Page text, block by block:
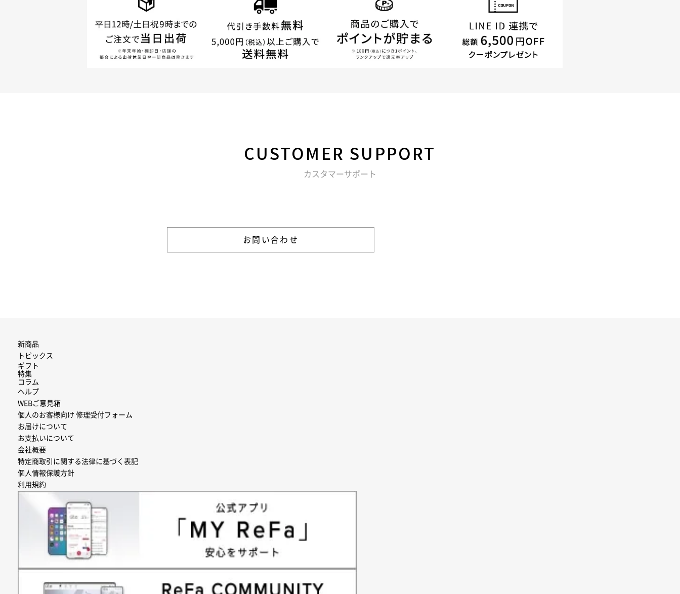
CUSTOMER SUPPORT
カスタマーサポート
お問い合わせ
新商品
トピックス
ギフト
特集
コラム
ヘルプ
WEBご意見箱
個人のお客様向け 修理受付フォーム
お届けについて
お支払いについて
会社概要
特定商取引に関する法律に基づく表記
個人情報保護方針
利用規約